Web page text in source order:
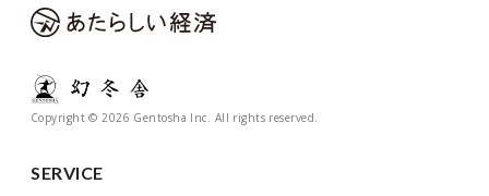
Copyright © 2026 Gentosha Inc. All rights reserved.
SERVICE